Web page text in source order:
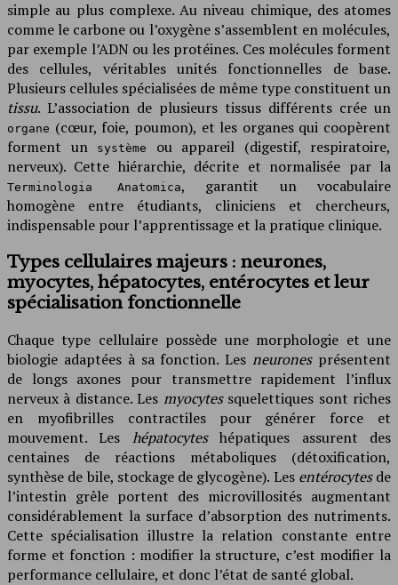
simple au plus complexe. Au niveau chimique, des atomes
comme le carbone ou l’oxygène s’assemblent en molécules,
par exemple l’ADN ou les protéines. Ces molécules forment
des cellules, véritables unités fonctionnelles de base.
Plusieurs cellules spécialisées de même type constituent un
tissu. L’association de plusieurs tissus différents crée un
organe (cœur, foie, poumon), et les organes qui coopèrent
forment un
système
ou appareil (digestif, respiratoire,
nerveux). Cette hiérarchie, décrite et normalisée par la
Terminologia Anatomica, garantit un vocabulaire
homogène entre étudiants, cliniciens et chercheurs,
indispensable pour l’apprentissage et la pratique clinique.
Types cellulaires majeurs : neurones,
myocytes, hépatocytes, entérocytes et leur
spécialisation fonctionnelle
Chaque type cellulaire possède une morphologie et une
biologie adaptées à sa fonction. Lesneuronesprésentent
de longs axones pour transmettre rapidement l’influx
nerveux à distance. Les myocytessquelettiques sont riches
en myofibrilles contractiles pour générer force et
mouvement. Les hépatocyteshépatiques assurent des
centaines de réactions métaboliques (détoxification,
synthèse de bile, stockage de glycogène). Les entérocytesde
l’intestin grêle portent des microvillosités augmentant
considérablement la surface d’absorption des nutriments.
Cette spécialisation illustre la relation constante entre
forme et fonction : modifier la structure, c’est modifier la
performance cellulaire, et donc l’état de santé global.